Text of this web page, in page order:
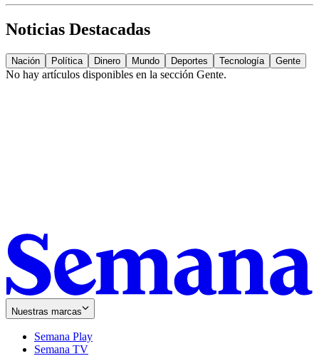
Noticias Destacadas
Nación Política Dinero Mundo Deportes Tecnología Gente
No hay artículos disponibles en la sección Gente.
Nuestras marcas
Semana Play
Semana TV